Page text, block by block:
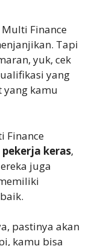
Finance
Tapi
yuk, cek
yang
yang kamu
Finance
keras,
juga
pastinya akan
kamu bisa